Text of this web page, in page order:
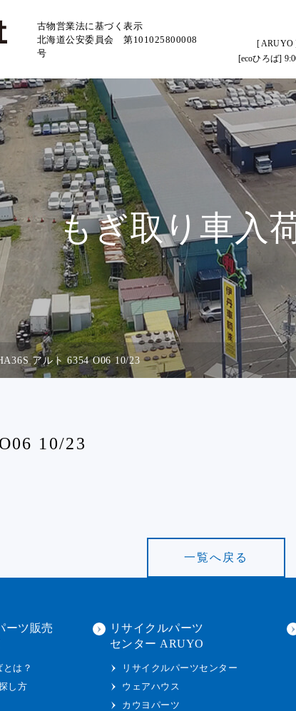
古物営業法に基づく表示
北海道公安委員会 第101025800008
号
[ ARUYO
[ecoひろば]
もぎ取り車入
アルト 6354 O06 10/23
10/23
一覧へ戻る
ーツ販売
とは？
し方
リサイクルパーツ
センター ARUYO
リサイクルパーツセンター
ウェアハウス
カウヨパーツ